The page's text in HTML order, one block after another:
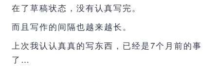
在了草稿状态，没有认真写完。
而且写作的间隔也越来越长。
上次我认认真真的写东西，已经是7个月前的事
了…